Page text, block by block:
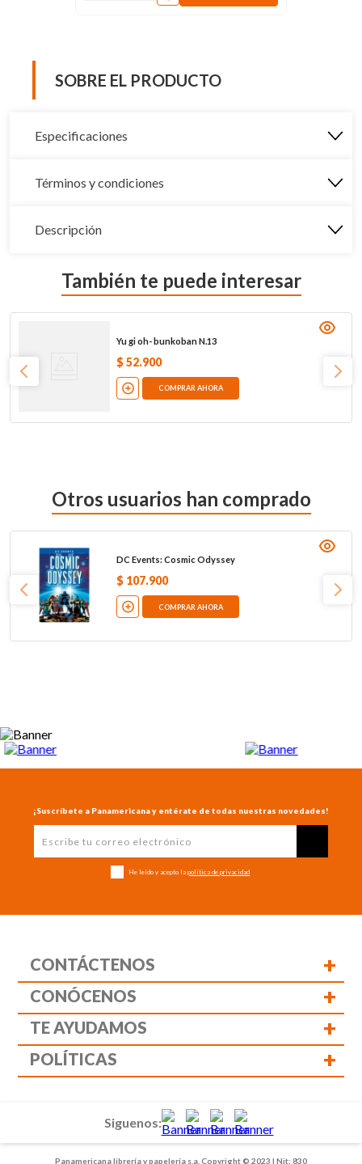
SOBRE EL PRODUCTO
Especificaciones
Términos y condiciones
Descripción
También te puede interesar
Yu gi oh- bunkoban N.13
$ 52.900
COMPRAR AHORA
Otros usuarios han comprado
DC Events: Cosmic Odyssey
$ 107.900
COMPRAR AHORA
¡Suscríbete a Panamericana y entérate de todas nuestras novedades!
He leído y acepto la política de privacidad
CONTÁCTENOS +
CONÓCENOS +
TE AYUDAMOS +
POLÍTICAS +
Panamericana librería y papelería s.a. Copyright © 2023 | Nit: 830
Siguenos: